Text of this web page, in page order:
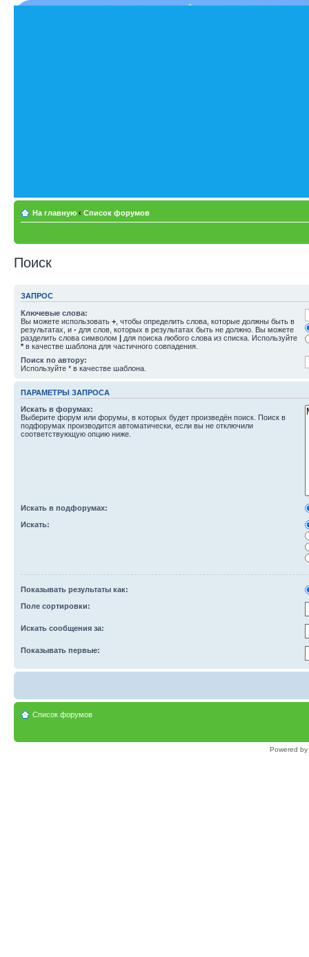
На главную ‹ Список форумов
Поиск
ЗАПРОС
Ключевые слова:
Вы можете использовать + , чтобы определить слова, которые должны быть в
результатах, и - для слов, которых в результатах быть не должно. Вы можете
разделить слова символом | для поиска любого слова из списка. Используйте
* в качестве шаблона для частичного совпадения.
Поиск по автору:
Используйте * в качестве шаблона.
ПАРАМЕТРЫ ЗАПРОСА
Искать в форумах:
Выберите форум или форумы, в которых будет произведён поиск. Поиск в
подфорумах производится автоматически, если вы не отключили
соответствующую опцию ниже.
Искать в подфорумах:
Искать:
Показывать результаты как:
Поле сортировки:
Искать сообщения за:
Показывать первые:
Список форумов
Powered by